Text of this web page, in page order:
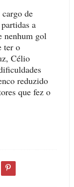
de
a
nenhum gol
ter o
Célio
reduzido
que fez o